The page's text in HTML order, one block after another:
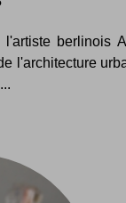
berlinois
l'architecture